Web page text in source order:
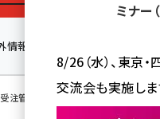
情報
注管理、倉庫管理などEC関連システム
ミナー
8/26（水）、東京
交流会も実施しま